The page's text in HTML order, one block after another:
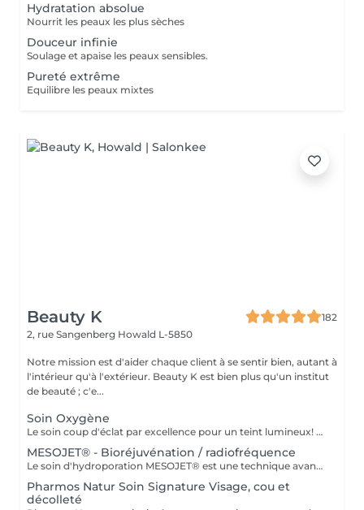
Hydratation absolue
Nourrit les peaux les plus sèches
Douceur infinie
Soulage et apaise les peaux sensibles.
Pureté extrême
Equilibre les peaux mixtes
Beauty K
182
2, rue Sangenberg Howald L-5850
Notre mission est d'aider chaque client à se sentir bien, autant à
l'intérieur qu'à l'extérieur. Beauty K est bien plus qu'un institut
de beauté ; c'e...
Soin Oxygène
Le soin coup d'éclat par excellence pour un teint lumineux! Ce traitement innovant redonne vie aux teints ternes et traite efficacement l'acné et la rosacée. Grâce à un jet concentré d'oxygène, il offre une bouffée de fraîcheur à votre peau. Notre soin Oxygène débute par un peeling chimique professionnel, qui nettoie en profondeur et élimine les cellules mortes. Ensuite, un sérum spécialement formulé est appliqué, pénétrant les couches profondes de l'épiderme grâce au jet d'oxygène. Cette méthode favorise une absorption optimale des nutriments, réoxygénant et revitalisant la peau de l'intérieur. Le résultat ? Une peau purifiée, un teint éclatant et une sensation de fraîcheur durable, idéale pour améliorer texture et apparence de la peau.
MESOJET® - Bioréjuvénation / radiofréquence
Le soin d'hydroporation MESOJET® est une technique avancée de soin de la peau qui associe drainage du visage, exfoliation et hydroporation pour améliorer l'apparence et la santé de la peau. En utilisant une pression par barophorèse, l'hydroporation permet une pénétration plus profonde des substances bénéfiques, optimisant leur absorption. Combiné à la radiofréquence, le MESOJET® stimule la régénération cellulaire et améliore l'élasticité de la peau. Ce soin offre des résultats remarquables pour le rajeunissement, l'hydratation, le raffermissement et la correction de divers problèmes cutanés : rides, perte de fermeté, déshydratation, hyperpigmentation, cicatrices d'acné et autres imperfections.
Pharmos Natur Soin Signature Visage, cou et
décolleté